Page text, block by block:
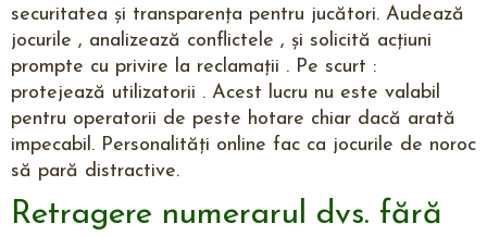
securitatea și transparența pentru jucători. Audează
jocurile , analizează conflictele , și solicită acțiuni
prompte cu privire la reclamații . Pe scurt :
protejează utilizatorii . Acest lucru nu este valabil
pentru operatorii de peste hotare chiar dacă arată
impecabil. Personalități online fac ca jocurile de noroc
să pară distractive.
Retragere numerarul dvs. fără